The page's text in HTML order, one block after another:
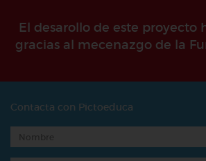
El desarollo de este proyecto
gracias al mecenazgo de la
Contacta con Pictoeduca